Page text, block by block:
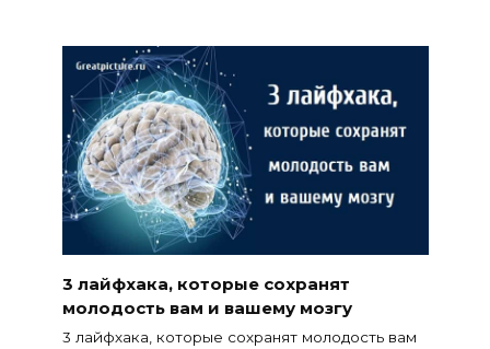
3 лайфхака, которые сохранят
молодость вам и вашему мозгу
3 лайфхака, которые сохранят молодость вам